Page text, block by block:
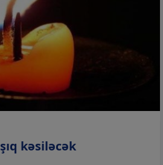
kəsiləcək